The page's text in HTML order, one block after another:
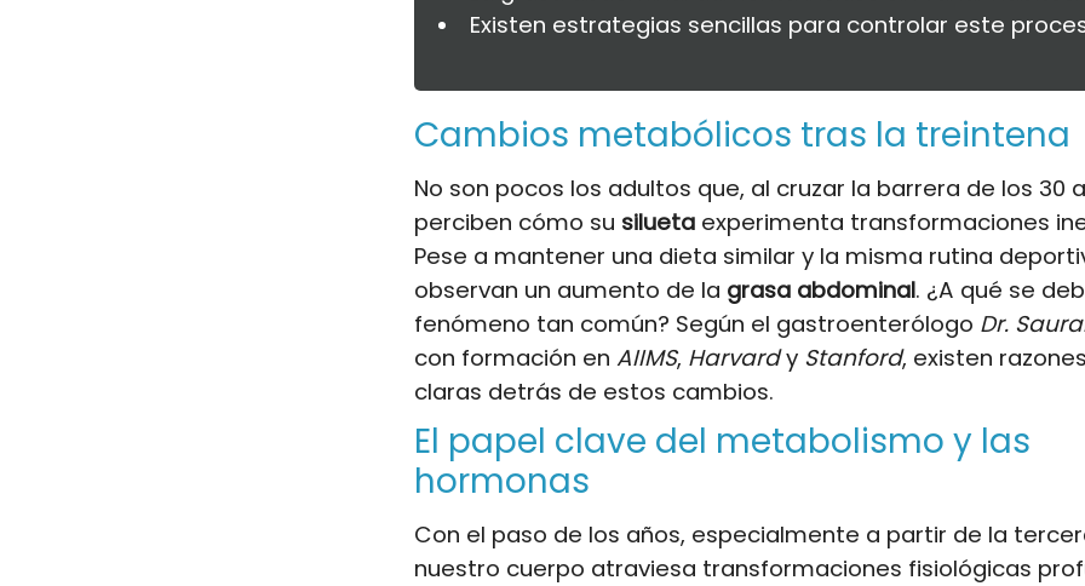
Existen estrategias sencillas para controlar este
Cambios metabólicos tras la treintena
No son pocos los adultos que, al cruzar la barrera de los 30
perciben cómo su silueta experimenta transformaciones
Pese a mantener una dieta similar y la misma rutina
observan un aumento de la grasa abdominal. ¿A qué se
fenómeno tan común? Según el gastroenterólogo Dr.
con formación en AIIMS, Harvardy Stanford, existen
claras detrás de estos cambios.
El papel clave del metabolismo y las
hormonas
Con el paso de los años, especialmente a partir de la
nuestro cuerpo atraviesa transformaciones fisiológicas